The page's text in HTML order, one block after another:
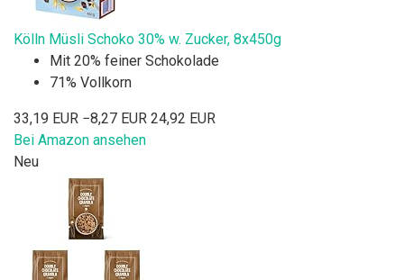
Kölln Müsli Schoko 30% w. Zucker, 8x450g
Mit 20% feiner Schokolade
71% Vollkorn
33,19 EUR −8,27 EUR 24,92 EUR
Bei Amazon ansehen
Neu